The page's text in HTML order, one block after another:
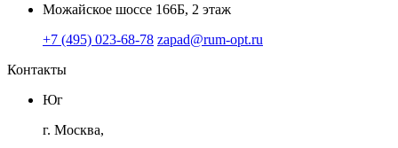
Можайское шоссе 166Б, 2 этаж
+7 (495) 023-68-78 zapad@rum-opt.ru
Контакты
Юг
г. Москва,